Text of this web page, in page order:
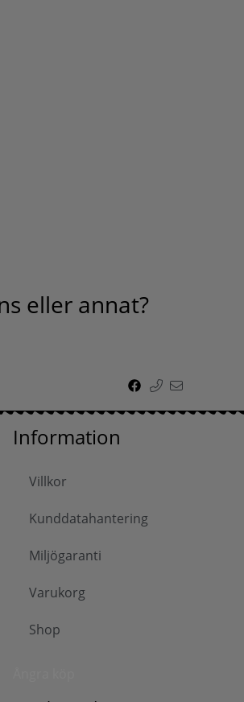
eller annat?
Information
Villkor
Kunddatahantering
Miljögaranti
Varukorg
Shop